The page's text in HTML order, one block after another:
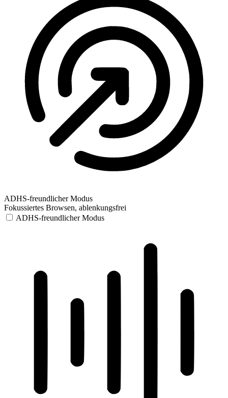
ADHS-freundlicher Modus
Fokussiertes Browsen, ablenkungsfrei
ADHS-freundlicher Modus